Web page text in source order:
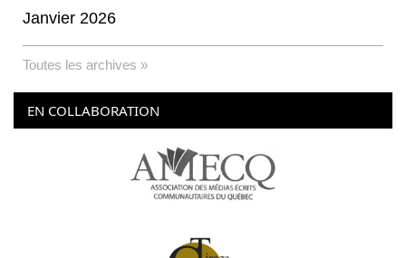
Janvier 2026
Toutes les archives »
EN COLLABORATION